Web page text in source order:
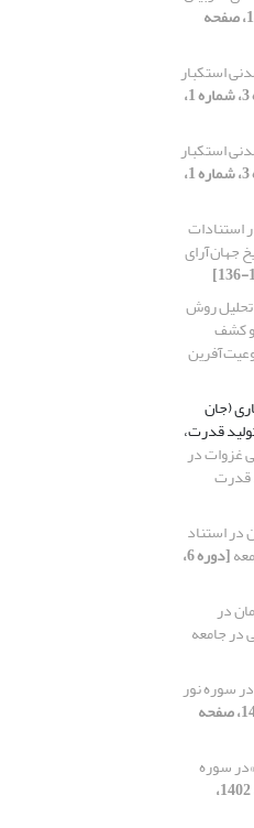
[دوره 7، شماره 2، 1405، صفحه
استکبار
[دوره 3، شماره 1،
استکبار
[دوره 3، شماره 1،
استنادات
جهان‌آرای
تحلیل روش
و کشف
(جان
قدرت،
غزوات در
قدرت
استناد
[دوره 6،
در
در جامعه
سوره نور
[دوره 4، شماره 1، 1402، صفحه
سوره
[دوره 4، شماره 1، 1402،